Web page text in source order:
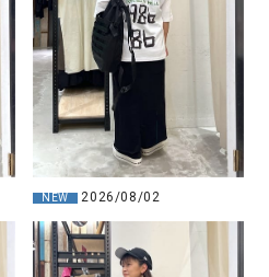
NEW 2026/08/02